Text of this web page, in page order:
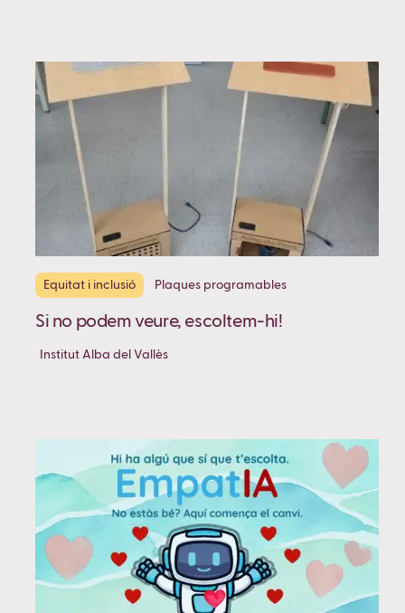
Equitat i inclusió Plaques programables
Si no podem veure, escoltem-hi!
Institut Alba del Vallès